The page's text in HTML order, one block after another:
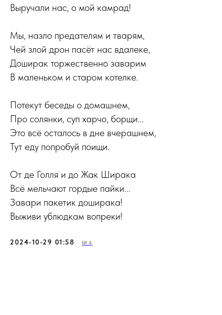
Выручали нас, о мой камрад!
Мы, назло предателям и тварям,
Чей злой дрон пасёт нас вдалеке,
Доширак торжественно заварим
В маленьком и старом котелке.
Потекут беседы о домашнем,
Про солянки, суп харчо, борщи...
Это всё осталось в дне вчерашнем,
Тут еду попробуй поищи.
От де Голля и до Жак Ширака
Всё мельчают гордые пайки...
Завари пакетик доширака!
Выживи ублюдкам вопреки!
2024-10-29 01:58 №4